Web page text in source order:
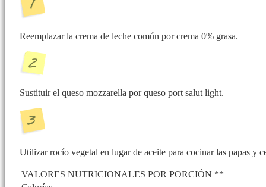
Reemplazar la crema de leche común por crema 0% grasa.
Sustituir el queso mozzarella por queso port salut light.
Utilizar rocío vegetal en lugar de aceite para cocinar las papas y
VALORES NUTRICIONALES POR PORCIÓN **